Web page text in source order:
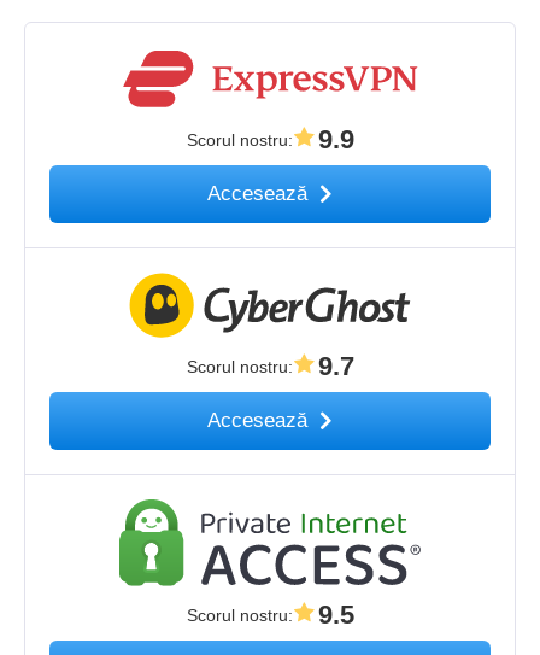
Scorul nostru: 9.9
Accesează
Scorul nostru: 9.7
Accesează
Scorul nostru: 9.5